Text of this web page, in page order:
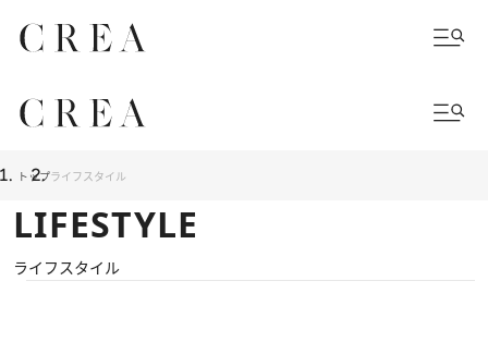
トップライフスタイル
LIFESTYLE
ライフスタイル